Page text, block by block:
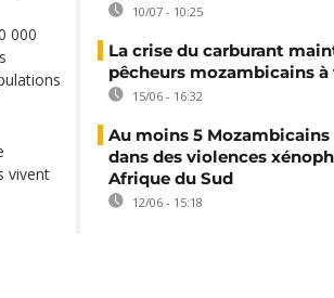
000
vivent
10/07 - 10:25
La crise du carburant
pêcheurs mozambicains à
15/06 - 16:32
Au moins 5 Mozambicains
dans des violences
Afrique du Sud
12/06 - 15:18